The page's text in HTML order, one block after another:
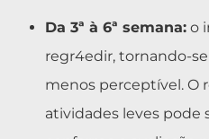
Da 3ª à 6ª semana: o
regr4edir, tornando-
menos perceptível. O
atividades leves pode